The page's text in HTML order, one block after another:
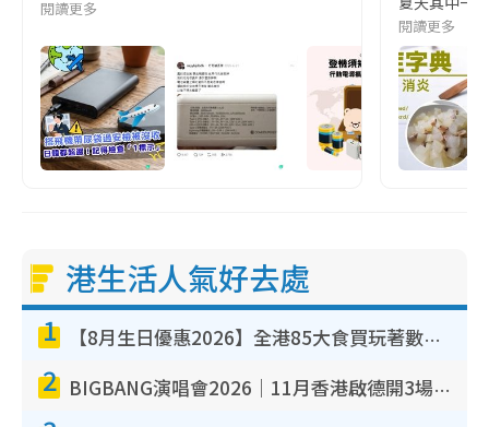
閱讀更多
閱讀更多
港生活人氣好去處
1 【8月生日優惠2026】全港85大食買玩著數攻略 自助餐/火鍋放題同行免費＋誠品/DONKI送現金券
2 BIGBANG演唱會2026｜11月香港啟德開3場！實名制VIP申請、優先購票攻略